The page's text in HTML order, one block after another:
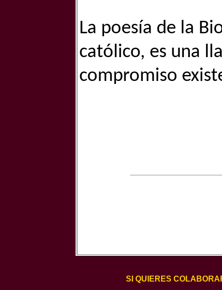
La poesía de la
católico, es una
compromiso
SI QUIERES